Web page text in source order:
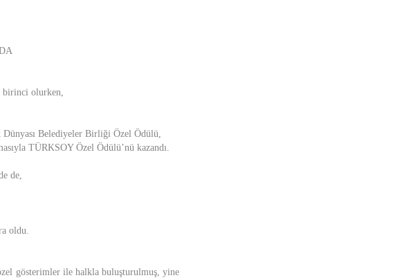
birinci olurken,
Belediyeler Birliği Özel Ödülü,
TÜRKSOY Özel Ödülü’nü kazandı.
de,
oldu.
gösterimler ile halkla buluşturulmuş, yine